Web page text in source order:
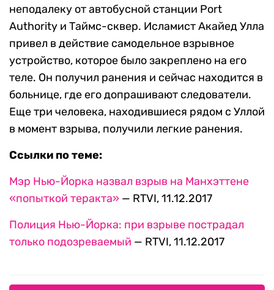
неподалеку от автобусной станции Port
Authority и Таймс-сквер. Исламист Акайед Улла
привел в действие самодельное взрывное
устройство, которое было закреплено на его
теле. Он получил ранения и сейчас находится в
больнице, где его допрашивают следователи.
Еще три человека, находившиеся рядом с Уллой
в момент взрыва, получили легкие ранения.
Ссылки по теме:
Мэр Нью-Йорка назвал взрыв на Манхэттене
«попыткой теракта» — RTVI, 11.12.2017
Полиция Нью-Йорка: при взрыве пострадал
только подозреваемый — RTVI, 11.12.2017